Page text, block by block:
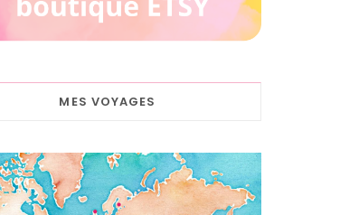
MES VOYAGES